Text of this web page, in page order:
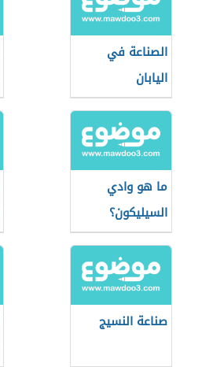
الصناعة في
اليابان
ما هو وادي
السيليكون؟
صناعة النسيج